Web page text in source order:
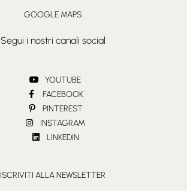
GOOGLE MAPS
Segui i nostri canali social
YOUTUBE
FACEBOOK
PINTEREST
INSTAGRAM
LINKEDIN
ISCRIVITI ALLA NEWSLETTER